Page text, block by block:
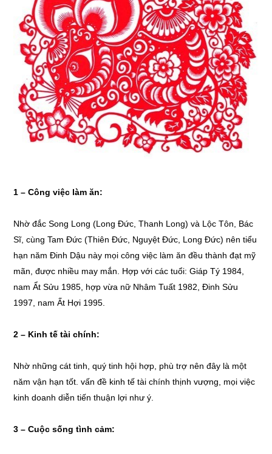
1 – Công việc làm ăn:
Nhờ đắc Song Long (Long Đức, Thanh Long) và Lộc Tôn, Bác
Sĩ, cùng Tam Đức (Thiên Đức, Nguyệt Đức, Long Đức) nên tiểu
hạn năm Đinh Dậu này mọi công việc làm ăn đều thành đạt mỹ
mãn, được nhiều may mắn. Hợp với các tuổi: Giáp Tý 1984,
nam Ẩt Sửu 1985, hợp vừa nữ Nhâm Tuất 1982, Đinh Sửu
1997, nam Ất Hợi 1995.
2 – Kinh tế tài chính:
Nhờ những cát tinh, quý tinh hội hợp, phù trợ nên đây là một
năm vận hạn tốt. vấn đề kinh tế tài chính thịnh vượng, mọi việc
kinh doanh diễn tiến thuận lợi như ý.
3 – Cuộc sống tình cảm: